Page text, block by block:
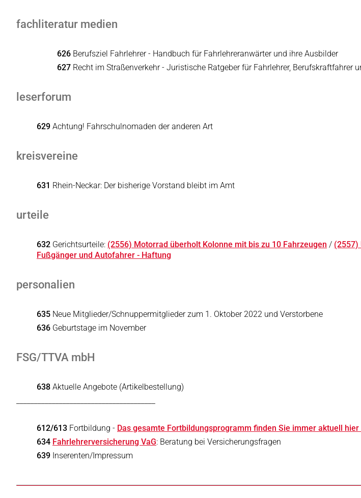
fachliteratur medien
626 Berufsziel Fahrlehrer - Handbuch für Fahrlehreranwärter und ihre Ausbilder
627 Recht im Straßenverkehr - Juristische Ratgeber für Fahrlehrer, Berufskraftfahrer
leserforum
629 Achtung! Fahrschulnomaden der anderen Art
kreisvereine
631 Rhein-Neckar: Der bisherige Vorstand bleibt im Amt
urteile
632 Gerichtsurteile: (2556) Motorrad überholt Kolonne mit bis zu 10 Fahrzeugen / (2557)
Fußgänger und Autofahrer - Haftung
personalien
635 Neue Mitglieder/Schnuppermitglieder zum 1. Oktober 2022 und Verstorbene
636 Geburtstage im November
FSG/TTVA mbH
638 Aktuelle Angebote (Artikelbestellung)
612/613 Fortbildung - Das gesamte Fortbildungsprogramm finden Sie immer aktuell hier
634 Fahrlehrerversicherung VaG: Beratung bei Versicherungsfragen
639 Inserenten/Impressum